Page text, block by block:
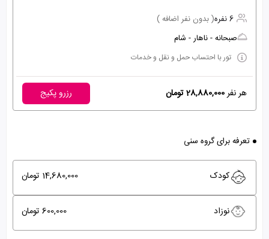
6 نفره
( بدون نفر اضافه )
صبحانه - ناهار - شام
تور با احتساب حمل و نقل و خدمات
هر نفر28,880,000 تومان رزرو پکیج
تعرفه برای گروه سنی
کودک 14,680,000 تومان
نوزاد 600,000 تومان